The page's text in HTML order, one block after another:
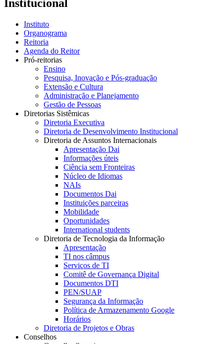
Institucional
Instituto
Organograma
Reitoria
Agenda do Reitor
Pró-reitorias
Ensino
Pesquisa, Inovação e Pós-graduação
Extensão e Cultura
Administração e Planejamento
Gestão de Pessoas
Diretorias Sistêmicas
Diretoria Executiva
Diretoria de Desenvolvimento Institucional
Diretoria de Assuntos Internacionais
Apresentação Dai
Informações úteis
Ciência sem Fronteiras
Núcleo de Idiomas
NAIs
Documentos Dai
Instituições parceiras
Mobilidade
Oportunidades
International students
Diretoria de Tecnologia da Informação
Apresentação
TI nos câmpus
Serviços de TI
Comitê de Governança Digital
Documentos DTI
PEN/SUAP
Segurança da Informação
Política de Armazenamento Google
Horários
Diretoria de Projetos e Obras
Conselhos